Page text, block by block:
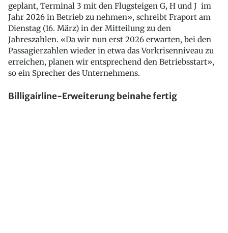
geplant, Terminal 3 mit den Flugsteigen G, H und J im
Jahr 2026 in Betrieb zu nehmen», schreibt Fraport am
Dienstag (16. März) in der Mitteilung zu den
Jahreszahlen. «Da wir nun erst 2026 erwarten, bei den
Passagierzahlen wieder in etwa das Vorkrisenniveau zu
erreichen, planen wir entsprechend den Betriebsstart»,
so ein Sprecher des Unternehmens.
Billigairline-Erweiterung beinahe fertig